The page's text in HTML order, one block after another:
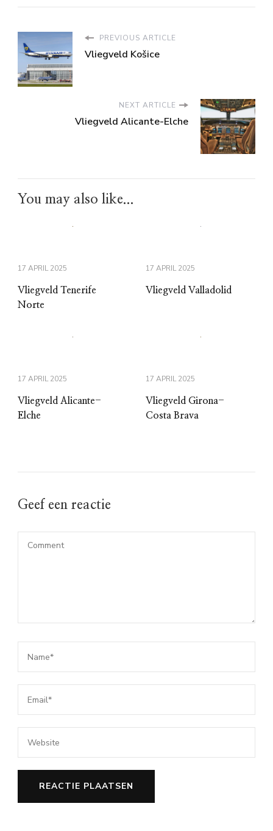
PREVIOUS ARTICLE
Vliegveld Košice
NEXT ARTICLE
Vliegveld Alicante-Elche
You may also like...
17 APRIL 2025
Vliegveld Tenerife
Norte
17 APRIL 2025
Vliegveld Valladolid
17 APRIL 2025
Vliegveld Alicante-
Elche
17 APRIL 2025
Vliegveld Girona-
Costa Brava
Geef een reactie